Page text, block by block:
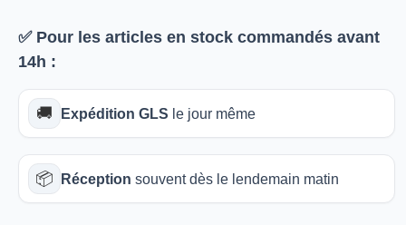
✅ Pour les articles en stock commandés avant
14h :
🚚 Expédition GLS le jour même
📦 Réception souvent dès le lendemain matin